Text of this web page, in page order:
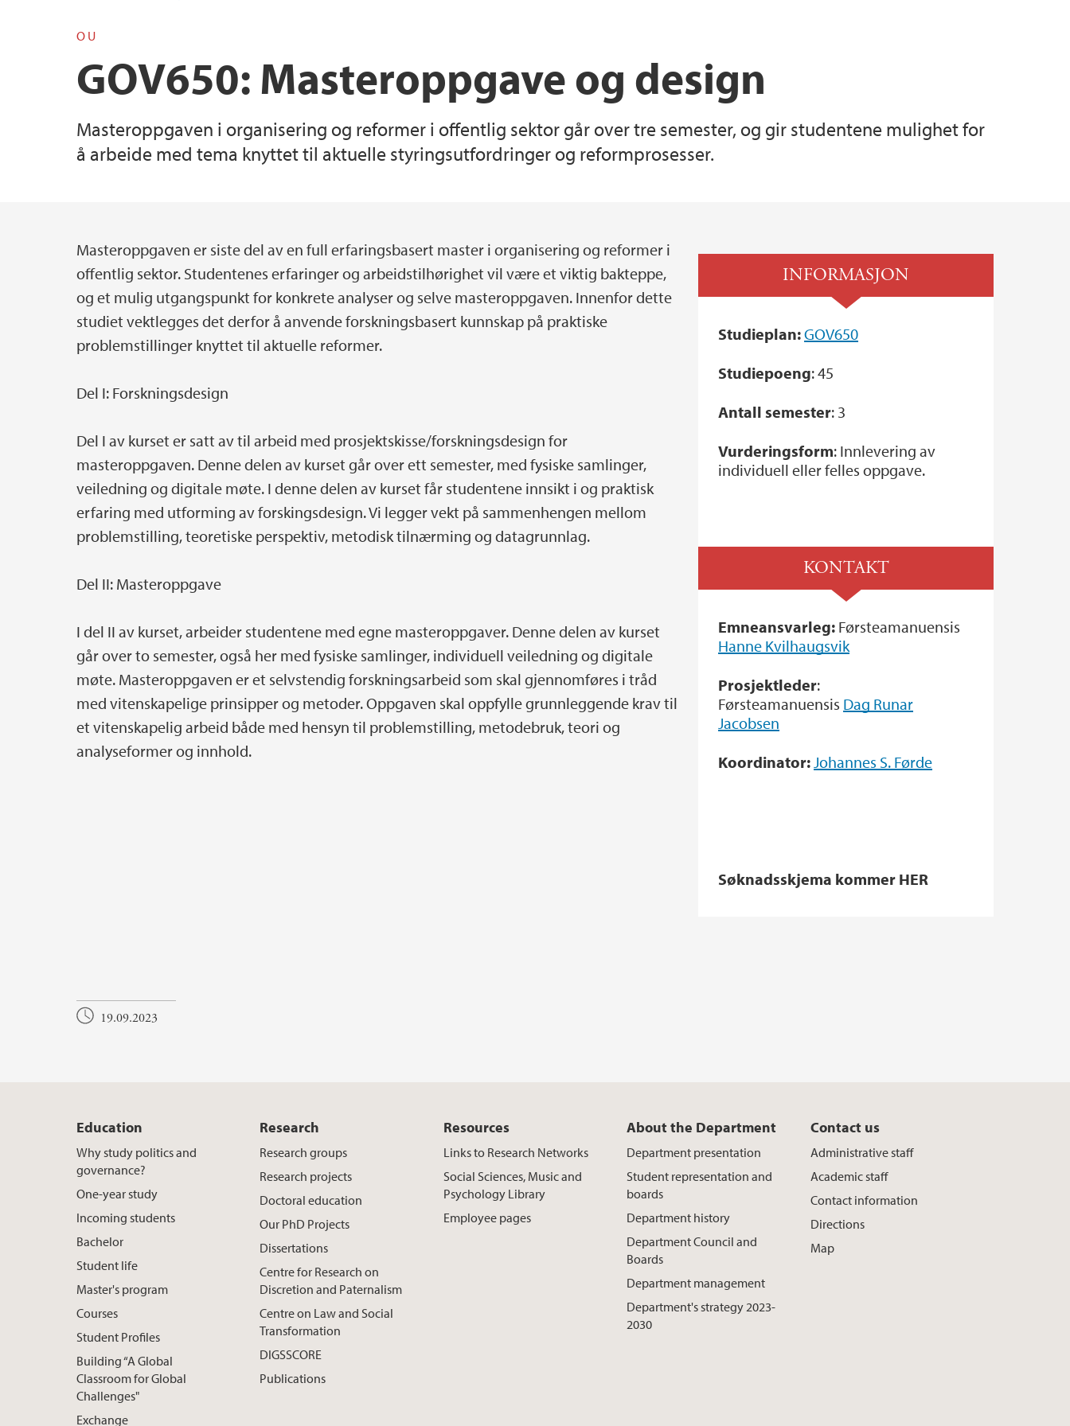
Building “A Global Classroom for Global Challenges" Exchange
Internship
Publications
OU
GOV650: Masteroppgave og design
Masteroppgaven i organisering og reformer i offentlig sektor går over tre semester, og gir studentene mulighet for
å arbeide med tema knyttet til aktuelle styringsutfordringer og reformprosesser.
Main contentMasteroppgaven er siste del av en full erfaringsbasert master i organisering og reformer i
offentlig sektor. Studentenes erfaringer og arbeidstilhørighet vil være et viktig bakteppe,
og et mulig utgangspunkt for konkrete analyser og selve masteroppgaven. Innenfor dette
studiet vektlegges det derfor å anvende forskningsbasert kunnskap på praktiske
problemstillinger knyttet til aktuelle reformer.
Del I: Forskningsdesign
Del I av kurset er satt av til arbeid med prosjektskisse/forskningsdesign for
masteroppgaven. Denne delen av kurset går over ett semester, med fysiske samlinger,
veiledning og digitale møte. I denne delen av kurset får studentene innsikt i og praktisk
erfaring med utforming av forskingsdesign. Vi legger vekt på sammenhengen mellom
problemstilling, teoretiske perspektiv, metodisk tilnærming og datagrunnlag.
Del II: Masteroppgave
I del II av kurset, arbeider studentene med egne masteroppgaver. Denne delen av kurset
går over to semester, også her med fysiske samlinger, individuell veiledning og digitale
møte. Masteroppgaven er et selvstendig forskningsarbeid som skal gjennomføres i tråd
med vitenskapelige prinsipper og metoder. Oppgaven skal oppfylle grunnleggende krav til
et vitenskapelig arbeid både med hensyn til problemstilling, metodebruk, teori og
analyseformer og innhold.
INFORMASJON
Studieplan:GOV650
Studiepoeng: 45
Antall semester: 3
Vurderingsform: Innlevering av
individuell eller felles oppgave.
KONTAKT
Emneansvarleg: Førsteamanuensis
Hanne Kvilhaugsvik
Prosjektleder:
Førsteamanuensis Dag Runar
Jacobsen
Koordinator:Johannes S. Førde
Søknadsskjema kommer HER
19.09.2023
Education
Why study politics and
governance?
One-year study
Incoming students
Bachelor
Student life
Master's program
Courses
Student Profiles
Building “A Global
Classroom for Global
Challenges"
Exchange
Research
Research groups
Research projects
Doctoral education
Our PhD Projects
Dissertations
Centre for Research on
Discretion and Paternalism
Centre on Law and Social
Transformation
DIGSSCORE
Publications
Resources
Links to Research Networks
Social Sciences, Music and
Psychology Library
Employee pages
About the Department
Department presentation
Student representation and
boards
Department history
Department Council and
Boards
Department management
Department's strategy 2023-
2030
Contact us
Administrative staff
Academic staff
Contact information
Directions
Map